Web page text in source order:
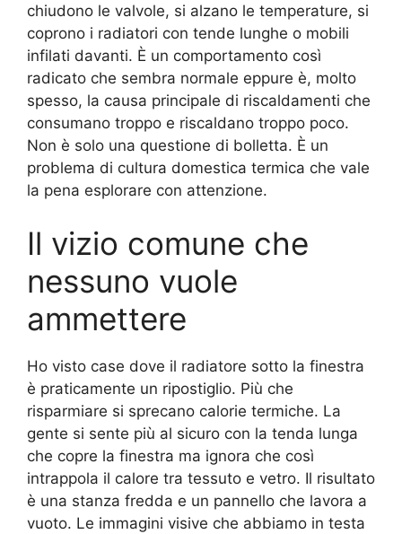
chiudono le valvole, si alzano le temperature, si
coprono i radiatori con tende lunghe o mobili
infilati davanti. È un comportamento così
radicato che sembra normale eppure è, molto
spesso, la causa principale di riscaldamenti che
consumano troppo e riscaldano troppo poco.
Non è solo una questione di bolletta. È un
problema di cultura domestica termica che vale
la pena esplorare con attenzione.
Il vizio comune che
nessuno vuole
ammettere
Ho visto case dove il radiatore sotto la finestra
è praticamente un ripostiglio. Più che
risparmiare si sprecano calorie termiche. La
gente si sente più al sicuro con la tenda lunga
che copre la finestra ma ignora che così
intrappola il calore tra tessuto e vetro. Il risultato
è una stanza fredda e un pannello che lavora a
vuoto. Le immagini visive che abbiamo in testa